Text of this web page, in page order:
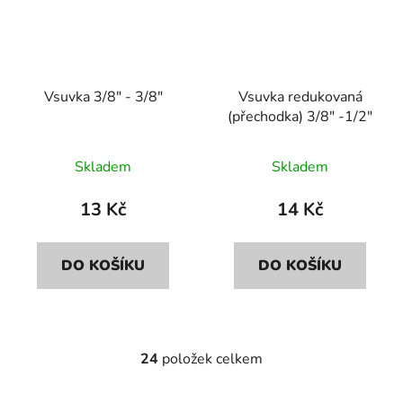
Vsuvka 3/8" - 3/8"
Skladem
13 Kč
DO KOŠÍKU
Vsuvka redukovaná
(přechodka) 3/8" -1/2"
Skladem
14 Kč
DO KOŠÍKU
O
24 položek celkem